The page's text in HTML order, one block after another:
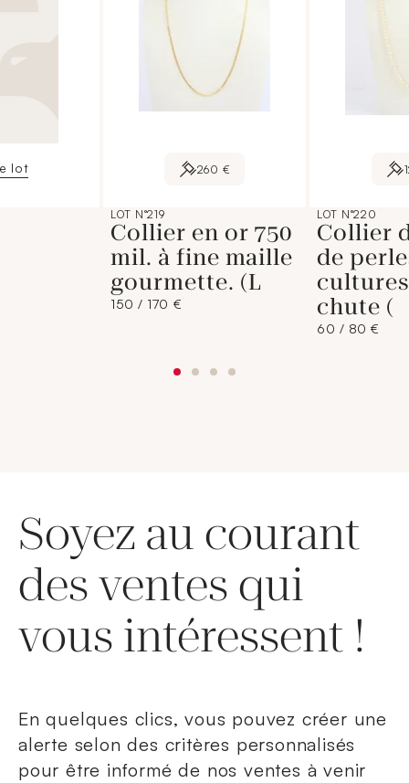
lot 260 €
LOT N°219
Collier en or 750
mil. à fine maille
gourmette. (L
150 / 170 €
LOT N°220
Collier
de
chute (
60 / 80 €
Soyez au courant
des ventes qui
vous intéressent !
En quelques clics, vous pouvez créer une
alerte selon des critères personnalisés
pour être informé de nos ventes à venir